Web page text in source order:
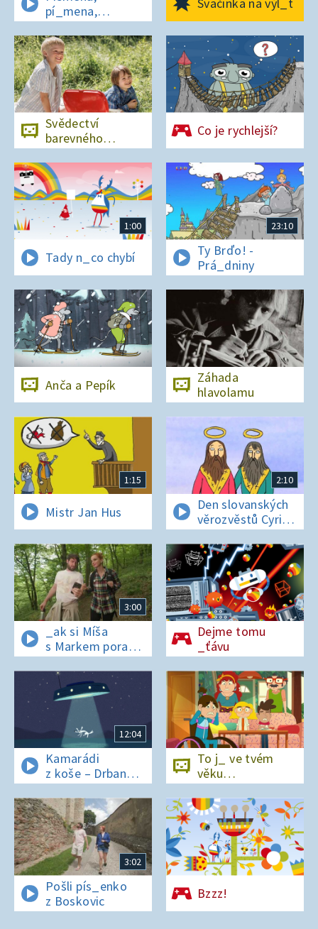
pí_mena,
písmena
Svačinka na výl_t
Svědectví
barevného
ostrova
Co je rychlejší?
1:00
Tady n_co chybí
23:10
Ty Brďo! -
Prá_dniny
Anča a Pepík
Záhada
hlavolamu
1:15
Mistr Jan Hus
2:10
Den slovanských
věrozvěstů Cyrila
a Metoděje
3:00
_ak si Míša
s Markem poradí
v lese bez
si_nálu?
Dejme tomu
_ťávu
12:04
Kamarádi
z koše – Drban
a UFO
To j_ ve tvém
věku…
3:02
Pošli pís_enko
z Boskovic
Bzzz!